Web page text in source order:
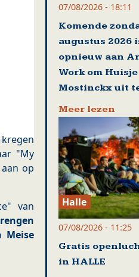
"My
op
van
Meise
07/08/2026 - 18:11
Komende
augustus 2026
opnieuw aan
Work om Huisje
Mostinckx uit
Meer lezen
Halle
07/08/2026 - 11:25
Gratis
in HALLE